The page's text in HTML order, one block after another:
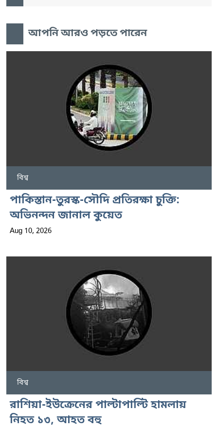
আপনি আরও পড়তে পারেন
বিশ্ব
পাকিস্তান-তুরস্ক-সৌদি প্রতিরক্ষা চুক্তি:
অভিনন্দন জানাল কুয়েত
Aug 10, 2026
বিশ্ব
রাশিয়া-ইউক্রেনের পাল্টাপাল্টি হামলায়
নিহত ১৩, আহত বহু